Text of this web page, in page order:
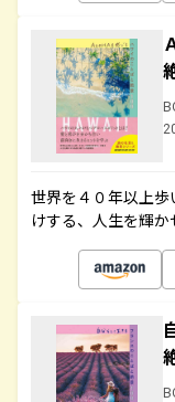
世界を４０年以上
けする、人生を輝